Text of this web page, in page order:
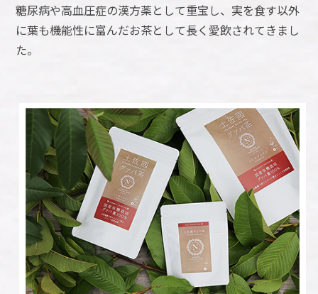
糖尿病や高血圧症の漢方薬として重宝し、実を食す以外
に葉も機能性に富んだお茶として長く愛飲されてきまし
た。